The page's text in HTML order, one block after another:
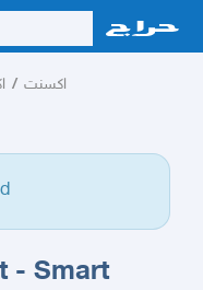
/ اكسنت
- Smart